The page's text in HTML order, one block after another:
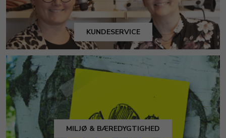
KUNDESERVICE
MILJØ & BÆREDYGTIGHED